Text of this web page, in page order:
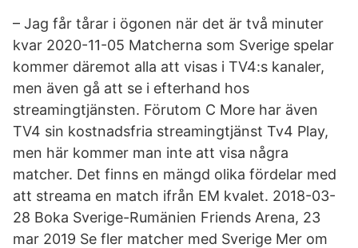
– Jag får tårar i ögonen när det är två minuter
kvar 2020-11-05 Matcherna som Sverige spelar
kommer däremot alla att visas i TV4:s kanaler,
men även gå att se i efterhand hos
streamingtjänsten. Förutom C More har även
TV4 sin kostnadsfria streamingtjänst Tv4 Play,
men här kommer man inte att visa några
matcher. Det finns en mängd olika fördelar med
att streama en match ifrån EM kvalet. 2018-03-
28 Boka Sverige-Rumänien Friends Arena, 23
mar 2019 Se fler matcher med Sverige Mer om